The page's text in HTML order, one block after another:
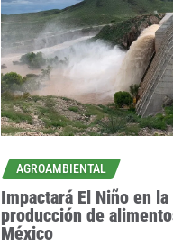
AGROAMBIENTAL
Impactará El Niño en la
producción de
México